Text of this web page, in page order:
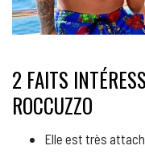
2 FAITS
ROCCUZZO
Elle est très